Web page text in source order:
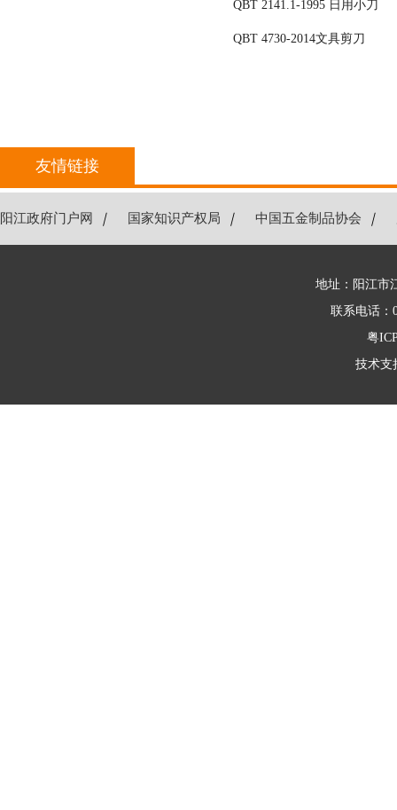
QBT 2141.1-1995 日用小刀
QBT 4730-2014文具剪刀
友情链接
阳江政府门户网 ｜ 国家知识产权局 ｜ 中国五金制品协会 ｜
地址：阳江市
联系电话：
粤
技术支